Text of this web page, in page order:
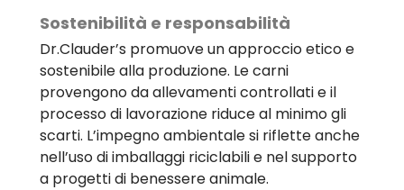
Sostenibilità e responsabilità
Dr.Clauder’s promuove un approccio etico e
sostenibile alla produzione. Le carni
provengono da allevamenti controllati e il
processo di lavorazione riduce al minimo gli
scarti. L’impegno ambientale si riflette anche
nell’uso di imballaggi riciclabili e nel supporto
a progetti di benessere animale.